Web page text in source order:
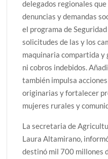
delegados regionales
denuncias y demandas
el programa de
solicitudes de las y los
maquinaria compartida
ni cobros indebidos.
también impulsa
originarias y fortalecer
mujeres rurales y
La secretaria de
Laura Altamirano,
destinó mil 700 millones